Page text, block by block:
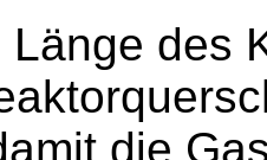
Länge des
die